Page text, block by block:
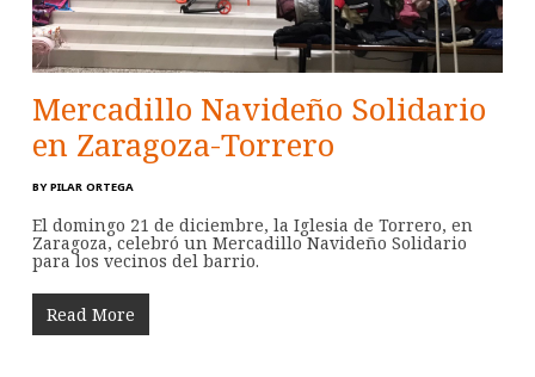
Mercadillo Navideño Solidario
en Zaragoza-Torrero
BY PILAR ORTEGA
El domingo 21 de diciembre, la Iglesia de Torrero, en
Zaragoza, celebró un Mercadillo Navideño Solidario
para los vecinos del barrio.
Read More